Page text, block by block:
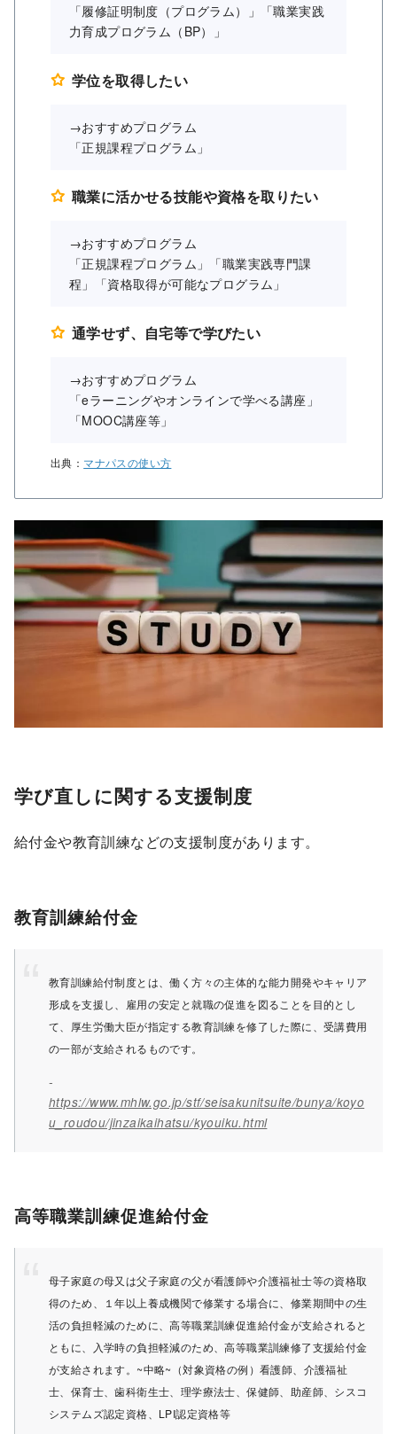
「履修証明制度（プログラム）」「職業実践
力育成プログラム（BP）」
学位を取得したい
→おすすめプログラム
「正規課程プログラム」
職業に活かせる技能や資格を取りたい
→おすすめプログラム
「正規課程プログラム」「職業実践専門課
程」「資格取得が可能なプログラム」
通学せず、自宅等で学びたい
→おすすめプログラム
「eラーニングやオンラインで学べる講座」
「MOOC講座等」
出典： マナパスの使い方
学び直しに関する支援制度
給付金や教育訓練などの支援制度があります。
教育訓練給付金
教育訓練給付制度とは、働く方々の主体的な能力開発やキャリア
形成を支援し、雇用の安定と就職の促進を図ることを目的とし
て、厚生労働大臣が指定する教育訓練を修了した際に、受講費用
の一部が支給されるものです。
https://www.mhlw.go.jp/stf/seisakunitsuite/bunya/koyo
u_roudou/jinzaikaihatsu/kyouiku.html
高等職業訓練促進給付金
母子家庭の母又は父子家庭の父が看護師や介護福祉士等の資格取
得のため、１年以上養成機関で修業する場合に、修業期間中の生
活の負担軽減のために、高等職業訓練促進給付金が支給されると
ともに、入学時の負担軽減のため、高等職業訓練修了支援給付金
が支給されます。~中略~（対象資格の例）看護師、介護福祉
士、保育士、歯科衛生士、理学療法士、保健師、助産師、シスコ
システムズ認定資格、LPI認定資格等